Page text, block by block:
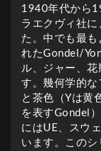
1940年代から
ラエクヴィ社
た。中でも最
れたGondel/
ル、ジャー、
す。幾何学的
と茶色（Yは黄
を表すGondel
にはUE、スウ
います。この